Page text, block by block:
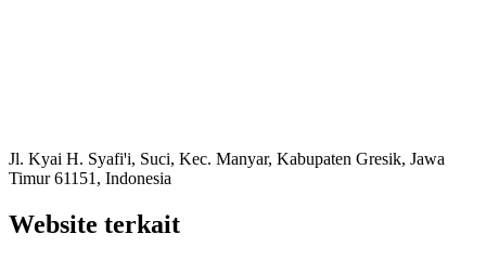
Jl. Kyai H. Syafiꞌi, Suci, Kec. Manyar, Kabupaten Gresik, Jawa
Timur 61151, Indonesia
Website terkait